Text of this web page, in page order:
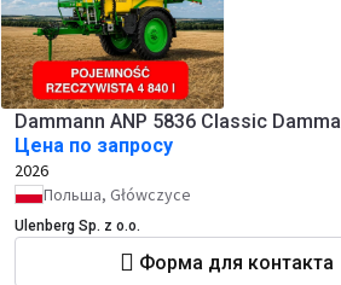
Dammann ANP 5836 Classic
Цена по запросу
2026
Польша, Główczyce
Ulenberg Sp. z o.o.
Форма для контакта